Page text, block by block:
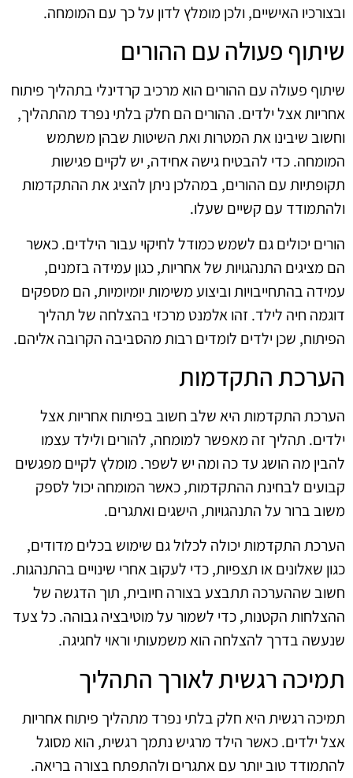
ובצורכיו האישיים, ולכן מומלץ לדון על כך עם המומחה.
שיתוף פעולה עם ההורים
שיתוף פעולה עם ההורים הוא מרכיב קרדינלי בתהליך פיתוח
אחריות אצל ילדים. ההורים הם חלק בלתי נפרד מהתהליך,
וחשוב שיבינו את המטרות ואת השיטות שבהן משתמש
המומחה. כדי להבטיח גישה אחידה, יש לקיים פגישות
תקופתיות עם ההורים, במהלכן ניתן להציג את ההתקדמות
ולהתמודד עם קשיים שעלו.
הורים יכולים גם לשמש כמודל לחיקוי עבור הילדים. כאשר
הם מציגים התנהגויות של אחריות, כגון עמידה בזמנים,
עמידה בהתחייבויות וביצוע משימות יומיומיות, הם מספקים
דוגמה חיה לילד. זהו אלמנט מרכזי בהצלחה של תהליך
הפיתוח, שכן ילדים לומדים רבות מהסביבה הקרובה אליהם.
הערכת התקדמות
הערכת התקדמות היא שלב חשוב בפיתוח אחריות אצל
ילדים. תהליך זה מאפשר למומחה, להורים ולילד עצמו
להבין מה הושג עד כה ומה יש לשפר. מומלץ לקיים מפגשים
קבועים לבחינת ההתקדמות, כאשר המומחה יכול לספק
משוב ברור על התנהגויות, הישגים ואתגרים.
הערכת התקדמות יכולה לכלול גם שימוש בכלים מדודים,
כגון שאלונים או תצפיות, כדי לעקוב אחרי שינויים בהתנהגות.
חשוב שההערכה תתבצע בצורה חיובית, תוך הדגשה של
ההצלחות הקטנות, כדי לשמור על מוטיבציה גבוהה. כל צעד
שנעשה בדרך להצלחה הוא משמעותי וראוי לחגיגה.
תמיכה רגשית לאורך התהליך
תמיכה רגשית היא חלק בלתי נפרד מתהליך פיתוח אחריות
אצל ילדים. כאשר הילד מרגיש נתמך רגשית, הוא מסוגל
להתמודד טוב יותר עם אתגרים ולהתפתח בצורה בריאה.